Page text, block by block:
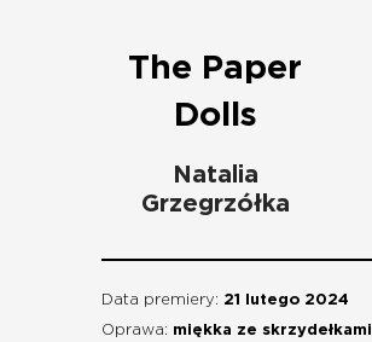
The Paper
Dolls
Natalia
Grzegrzółka
Data premiery: 21 lutego 2024
Oprawa: miękka ze skrzydełkami